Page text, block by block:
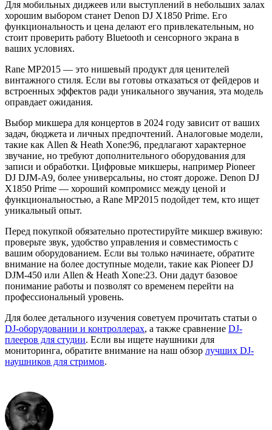
Для мобильных диджеев или выступлений в небольших залах
хорошим выбором станет Denon DJ X1850 Prime. Его
функциональность и цена делают его привлекательным, но
стоит проверить работу Bluetooth и сенсорного экрана в
ваших условиях.
Rane MP2015 — это нишевый продукт для ценителей
винтажного стиля. Если вы готовы отказаться от фейдеров и
встроенных эффектов ради уникального звучания, эта модель
оправдает ожидания.
Выбор микшера для концертов в 2024 году зависит от ваших
задач, бюджета и личных предпочтений. Аналоговые модели,
такие как Allen & Heath Xone:96, предлагают характерное
звучание, но требуют дополнительного оборудования для
записи и обработки. Цифровые микшеры, например Pioneer
DJ DJM-A9, более универсальны, но стоят дороже. Denon DJ
X1850 Prime — хороший компромисс между ценой и
функциональностью, а Rane MP2015 подойдет тем, кто ищет
уникальный опыт.
Перед покупкой обязательно протестируйте микшер вживую:
проверьте звук, удобство управления и совместимость с
вашим оборудованием. Если вы только начинаете, обратите
внимание на более доступные модели, такие как Pioneer DJ
DJM-450 или Allen & Heath Xone:23. Они дадут базовое
понимание работы и позволят со временем перейти на
профессиональный уровень.
Для более детального изучения советуем прочитать статьи о
DJ-оборудовании и контроллерах, а также сравнение DJ-
плееров для студии. Если вы ищете наушники для
мониторинга, обратите внимание на наш обзор лучших DJ-
наушников для стримов.